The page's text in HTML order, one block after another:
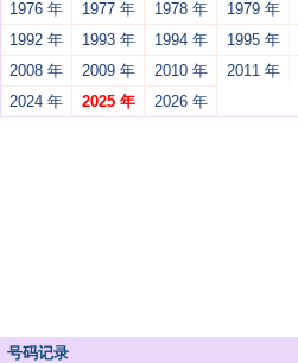
1976 年
1977 年 1978 年 1979 年
1992 年
1993 年 1994 年 1995 年
2008 年
2009 年 2010 年 2011 年
2024 年
2025 年 2026 年
号码记录